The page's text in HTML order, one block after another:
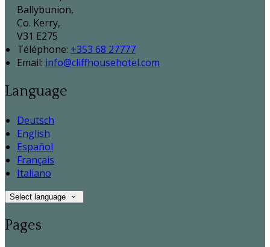
Ballybunion,
Co. Kerry,
V31 E275
Téléphone: +353 68 27777
Email: info@cliffhousehotel.com
Language
Deutsch
English
Español
Français
Italiano
Select language
Pages